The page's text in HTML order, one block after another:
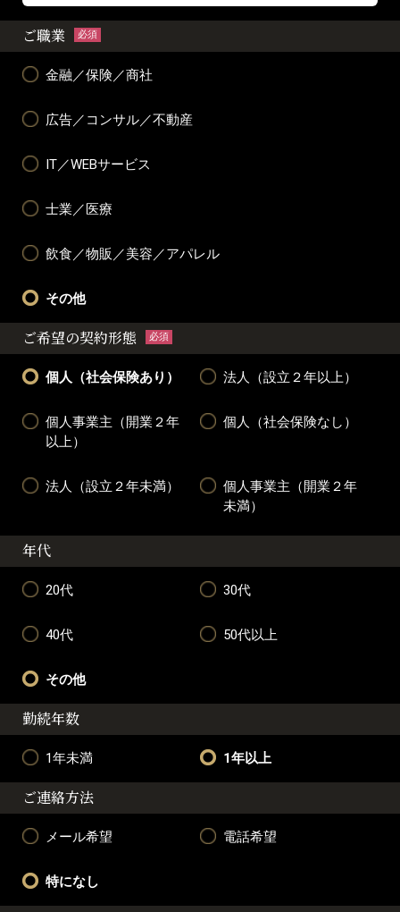
ご職業 必須
金融／保険／商社
広告／コンサル／不動産
IT／WEBサービス
士業／医療
飲食／物販／美容／アパレル
その他
ご希望の契約形態 必須
個人（社会保険あり） 法人（設立２年以上）
個人事業主（開業２年
以上）
個人（社会保険なし）
法人（設立２年未満）
個人事業主（開業２年
未満）
年代
20代 30代
40代 50代以上
その他
勤続年数
1年未満 1年以上
ご連絡方法
メール希望 電話希望
特になし